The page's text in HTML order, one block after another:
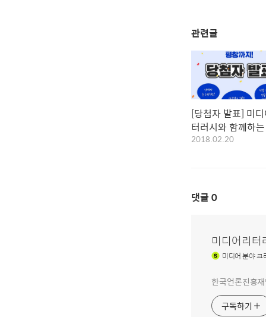
관련글
[당첨자 발표] 미
터러시와 함께하는 평
동계올림픽 응원
2018.02.20
댓글 0
미디어리터
미디어분야 크
한국언론진흥
구독하기